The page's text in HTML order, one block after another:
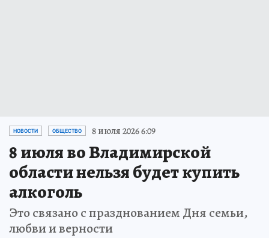
НОВОСТИ ОБЩЕСТВО 8 июля 2026 6:09
8 июля во Владимирской
области нельзя будет купить
алкоголь
Это связано с празднованием Дня семьи,
любви и верности